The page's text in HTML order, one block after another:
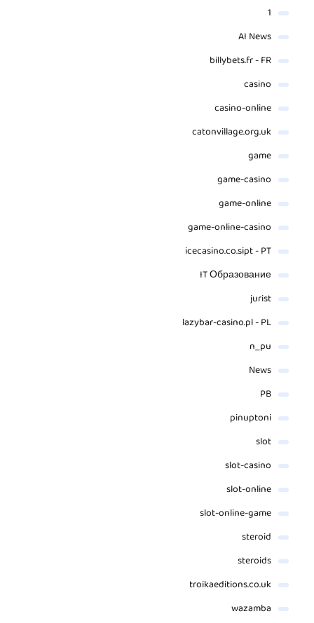
1
AI News
billybets.fr - FR
casino
casino-online
catonvillage.org.uk
game
game-casino
game-online
game-online-casino
icecasino.co.sipt - PT
IT Образование
jurist
lazybar-casino.pl - PL
n_pu
News
PB
pinuptoni
slot
slot-casino
slot-online
slot-online-game
steroid
steroids
troikaeditions.co.uk
wazamba